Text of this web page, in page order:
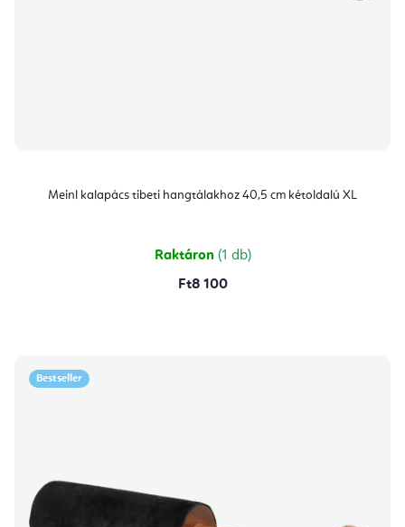
Meinl kalapács tibeti hangtálakhoz 40,5 cm kétoldalú XL
Raktáron (1 db)
Ft8 100
Bestseller